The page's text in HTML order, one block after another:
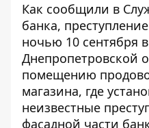
Как сообщили в
банка,
ночью 10 сентября
Днепропетровской
помещению
магазина, где
неизвестные
фасадной части